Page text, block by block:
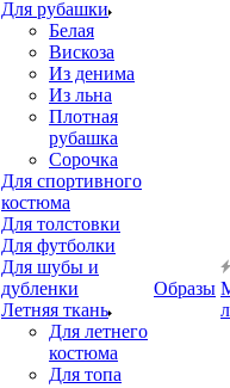
Для рубашки
Белая
Вискоза
Из денима
Из льна
Плотная
рубашка
Сорочка
Для спортивного
костюма
Для толстовки
Для футболки
Для шубы и
дубленки
Летняя ткань
Для летнего
костюма
Для топа
Образы